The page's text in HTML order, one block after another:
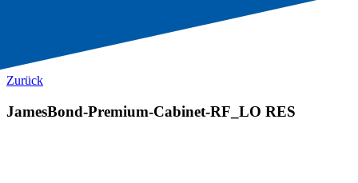
Zurück
JamesBond-Premium-Cabinet-RF_LO RES